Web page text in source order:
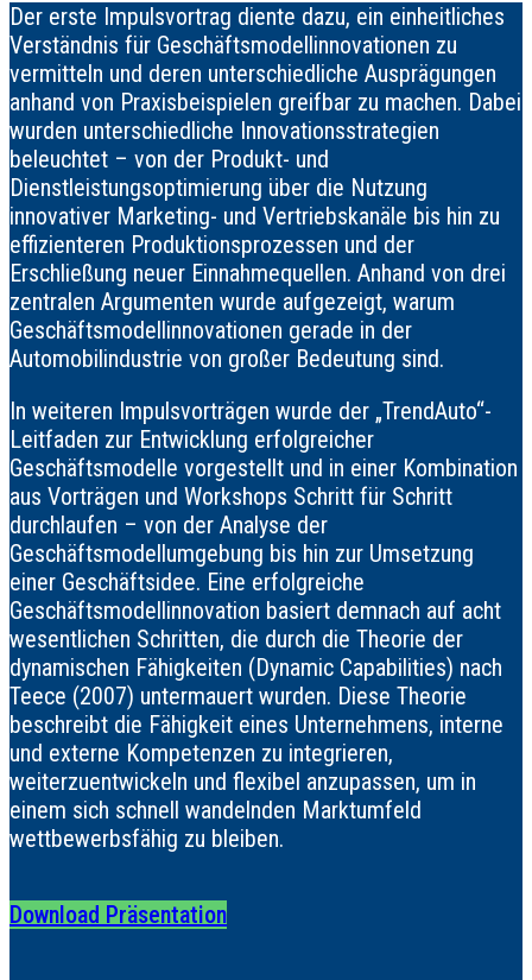
Der erste Impulsvortrag diente dazu, ein einheitliches
Verständnis für Geschäftsmodellinnovationen zu
vermitteln und deren unterschiedliche Ausprägungen
anhand von Praxisbeispielen greifbar zu machen. Dabei
wurden unterschiedliche Innovationsstrategien
beleuchtet – von der Produkt- und
Dienstleistungsoptimierung über die Nutzung
innovativer Marketing- und Vertriebskanäle bis hin zu
effizienteren Produktionsprozessen und der
Erschließung neuer Einnahmequellen. Anhand von drei
zentralen Argumenten wurde aufgezeigt, warum
Geschäftsmodellinnovationen gerade in der
Automobilindustrie von großer Bedeutung sind.
In weiteren Impulsvorträgen wurde der „TrendAuto“-
Leitfaden zur Entwicklung erfolgreicher
Geschäftsmodelle vorgestellt und in einer Kombination
aus Vorträgen und Workshops Schritt für Schritt
durchlaufen – von der Analyse der
Geschäftsmodellumgebung bis hin zur Umsetzung
einer Geschäftsidee. Eine erfolgreiche
Geschäftsmodellinnovation basiert demnach auf acht
wesentlichen Schritten, die durch die Theorie der
dynamischen Fähigkeiten (Dynamic Capabilities) nach
Teece (2007) untermauert wurden. Diese Theorie
beschreibt die Fähigkeit eines Unternehmens, interne
und externe Kompetenzen zu integrieren,
weiterzuentwickeln und flexibel anzupassen, um in
einem sich schnell wandelnden Marktumfeld
wettbewerbsfähig zu bleiben.
Download Präsentation